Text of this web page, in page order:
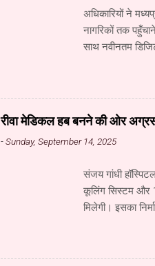
अधिकारियों ने
नागरिकों तक
साथ नवीनतम
संस्थान के कार्यों
गोविंद अहंकारी,
संचालक (सूचना)
सूचना प्रौद्योगिकी
मध्यप्रदेश का
रीवा मेडिकल हब बनने की ओर
-Sunday, September 14, 2025
संजय गांधी
कूलिंग सिस्टम और
मिलेगी। इसका
का निर्माण पूरा
रही है। इस